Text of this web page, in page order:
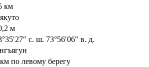
км
м
с. ш. 73°56′06″ в. д.
по левому берегу